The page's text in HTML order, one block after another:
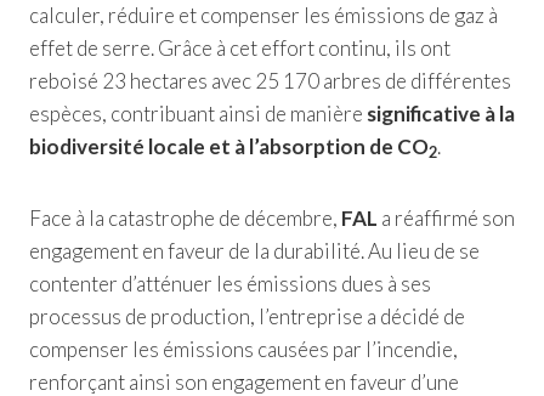
calculer, réduire et compenser les émissions de gaz à
effet de serre. Grâce à cet effort continu, ils ont
reboisé 23 hectares avec 25 170 arbres de différentes
espèces, contribuant ainsi de manière significative à la
biodiversité locale et à l’absorption de CO2.
Face à la catastrophe de décembre, FAL a réaffirmé son
engagement en faveur de la durabilité. Au lieu de se
contenter d’atténuer les émissions dues à ses
processus de production, l’entreprise a décidé de
compenser les émissions causées par l’incendie,
renforçant ainsi son engagement en faveur d’une